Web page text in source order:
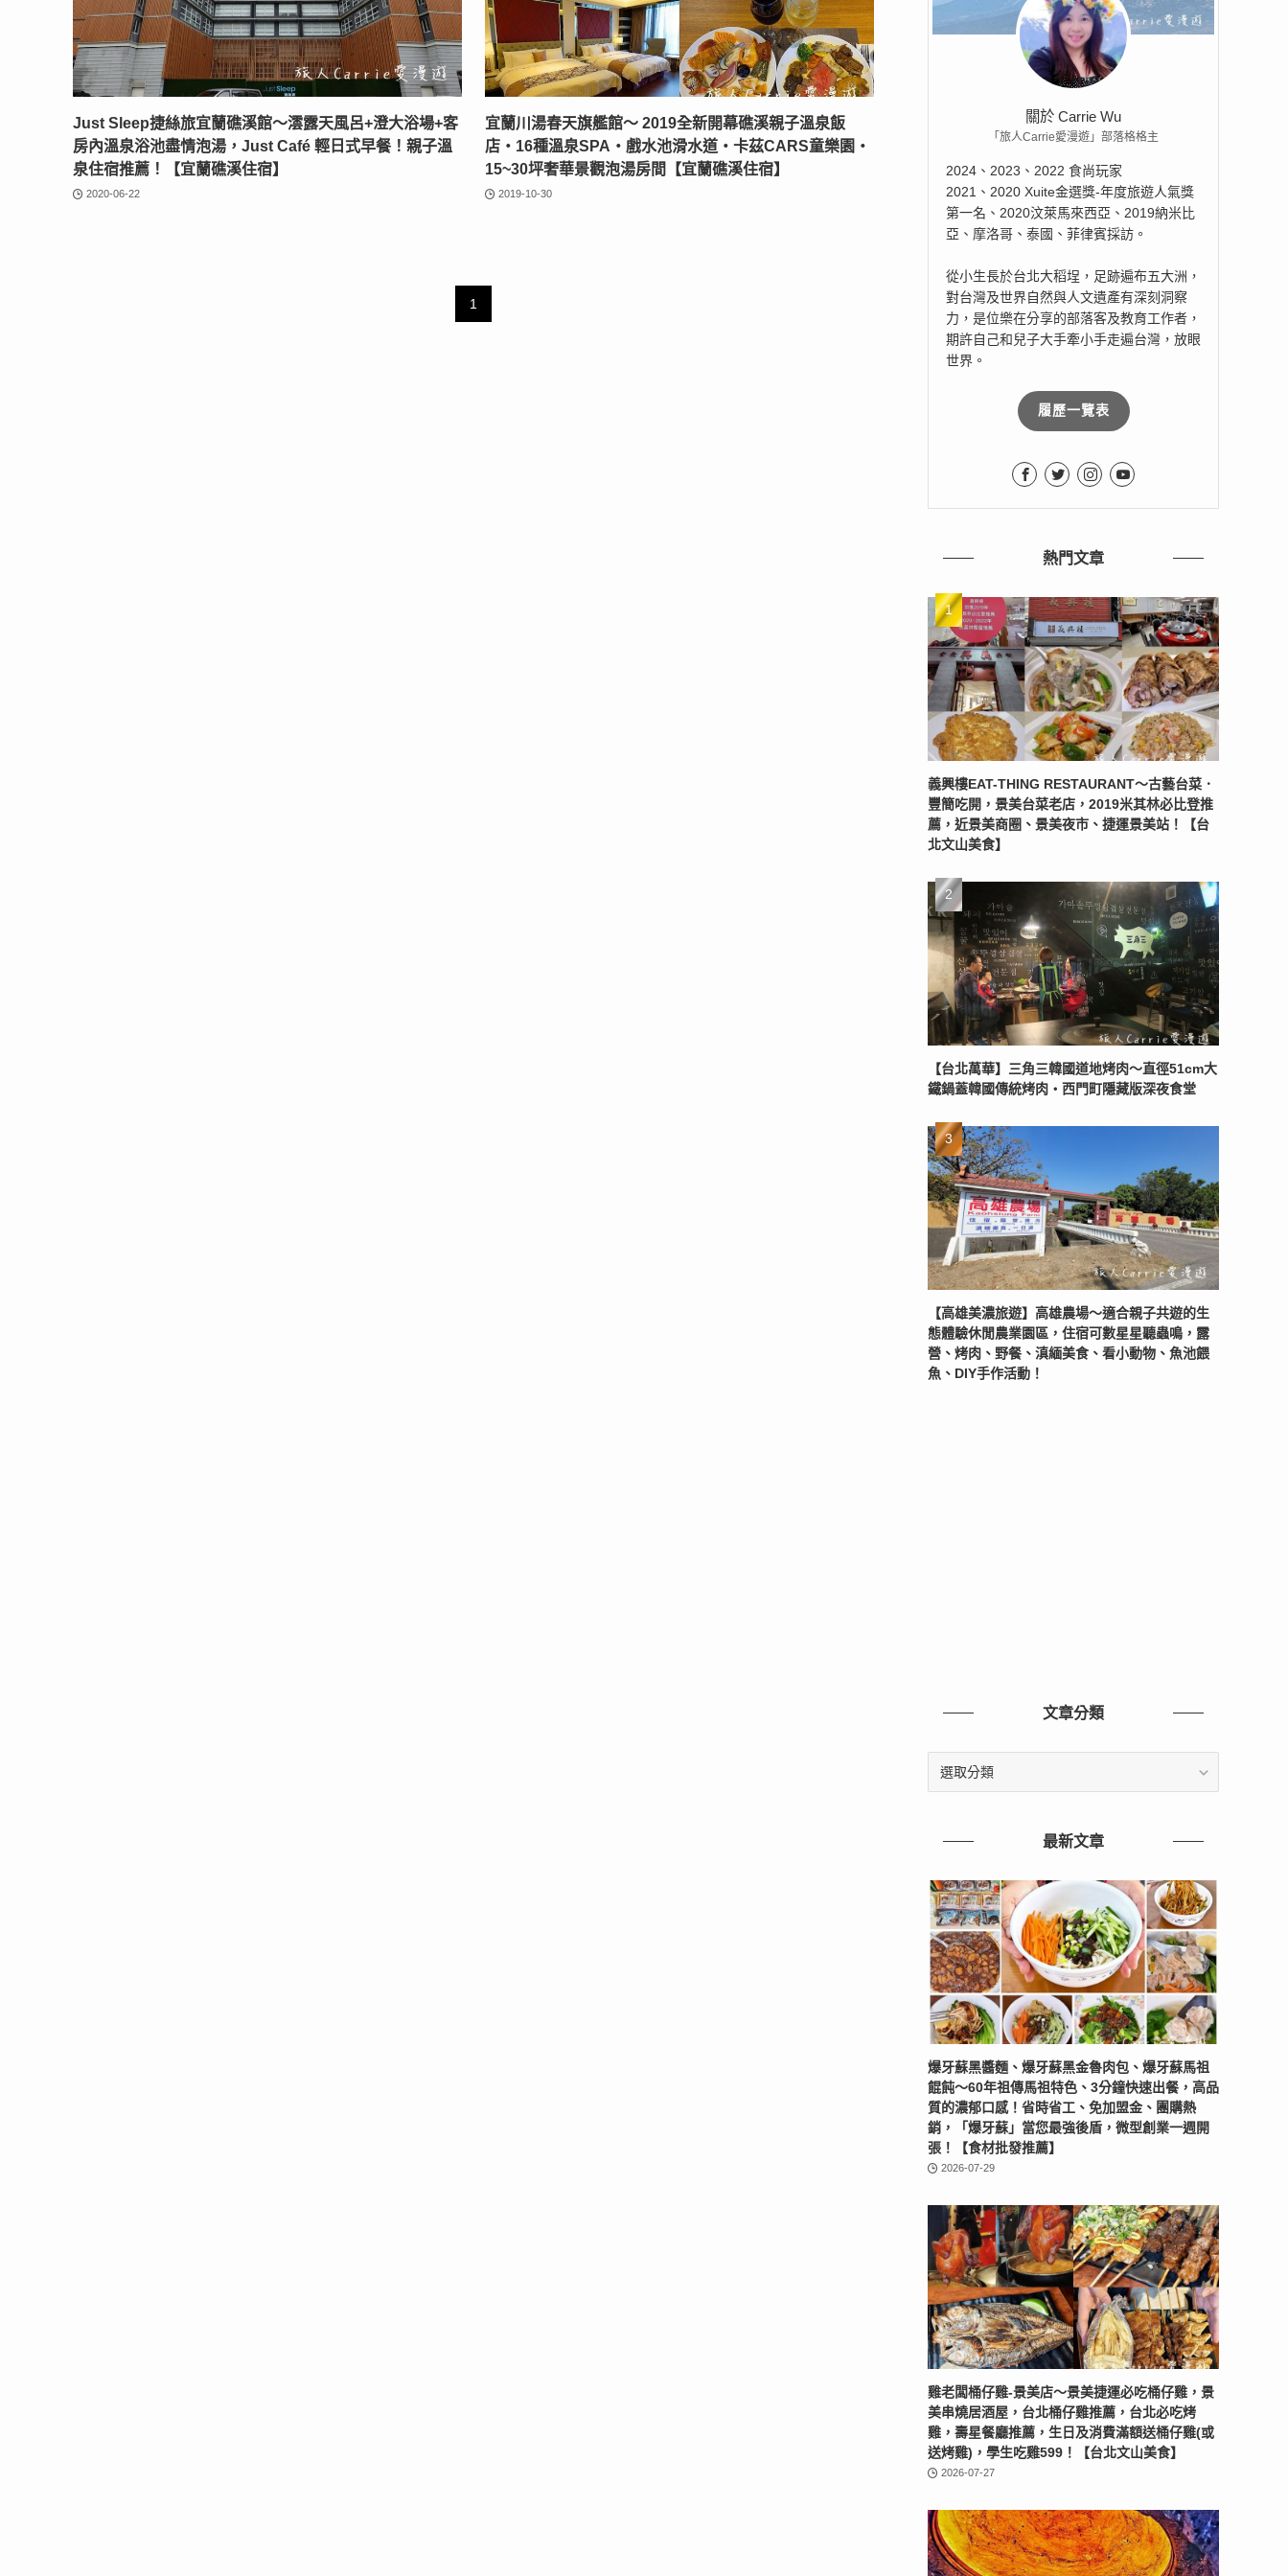
Just Sleep捷絲旅宜蘭礁溪館〜澐露天風呂+澄大浴場+客
房內溫泉浴池盡情泡湯，Just Café 輕日式早餐！親子溫
泉住宿推薦！【宜蘭礁溪住宿】
2020-06-22
宜蘭川湯春天旗艦館〜 2019全新開幕礁溪親子溫泉飯
店‧16種溫泉SPA‧戲水池滑水道‧卡茲CARS童樂園‧
15~30坪奢華景觀泡湯房間【宜蘭礁溪住宿】
2019-10-30
1
關於 Carrie Wu
「旅人Carrie愛漫遊」部落格格主
2024、2023、2022 食尚玩家
2021、2020 Xuite金選獎-年度旅遊人氣獎
第一名、2020汶萊馬來西亞、2019納米比
亞、摩洛哥、泰國、菲律賓採訪。
從小生長於台北大稻埕，足跡遍布五大洲，
對台灣及世界自然與人文遺產有深刻洞察
力，是位樂在分享的部落客及教育工作者，
期許自己和兒子大手牽小手走遍台灣，放眼
世界。
履歷一覽表
熱門文章
義興樓EAT-THING RESTAURANT〜古藝台菜．
豐簡吃開，景美台菜老店，2019米其林必比登推
薦，近景美商圈、景美夜市、捷運景美站！【台
北文山美食】
【台北萬華】三角三韓國道地烤肉～直徑51cm大
鐵鍋蓋韓國傳統烤肉‧西門町隱藏版深夜食堂
【高雄美濃旅遊】高雄農場〜適合親子共遊的生
態體驗休閒農業園區，住宿可數星星聽蟲鳴，露
營、烤肉、野餐、滇緬美食、看小動物、魚池餵
魚、DIY手作活動！
文章分類
最新文章
爆牙蘇黑醬麵、爆牙蘇黑金魯肉包、爆牙蘇馬祖
餛飩～60年祖傳馬祖特色、3分鐘快速出餐，高品
質的濃郁口感！省時省工、免加盟金、團購熱
銷，「爆牙蘇」當您最強後盾，微型創業一週開
張！【食材批發推薦】
2026-07-29
雞老闆桶仔雞-景美店〜景美捷運必吃桶仔雞，景
美串燒居酒屋，台北桶仔雞推薦，台北必吃烤
雞，壽星餐廳推薦，生日及消費滿額送桶仔雞(或
送烤雞)，學生吃雞599！【台北文山美食】
2026-07-27